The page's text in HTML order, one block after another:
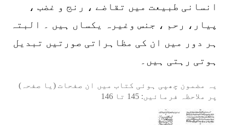
انسانی طبیعت میں تقاضے ، رنج و غضب ،
پیار، رحم ، جنس وغیرہ یکساں ہیں ۔ البتہ
ہر دور میں ان کی مظاہراتی صورتیں تبدیل
ہوتی رہتی ہیں۔
یہ مضمون چھپی ہوئی کتاب میں ان صفحات (یا صفحہ)
پر ملاحظہ فرمائیں: 145 تا 146